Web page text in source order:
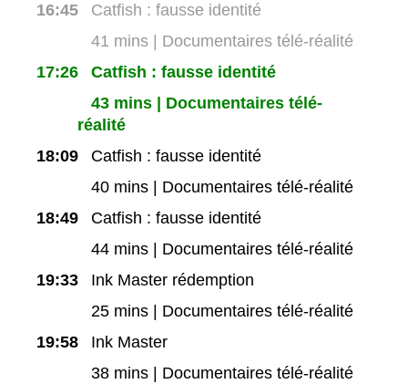
16:45Catfish : fausse identité
41 mins | Documentaires télé-réalité
17:26Catfish : fausse identité
43 mins | Documentaires télé-
réalité
18:09Catfish : fausse identité
40 mins | Documentaires télé-réalité
18:49Catfish : fausse identité
44 mins | Documentaires télé-réalité
19:33Ink Master rédemption
25 mins | Documentaires télé-réalité
19:58Ink Master
38 mins | Documentaires télé-réalité